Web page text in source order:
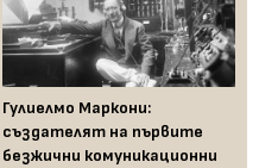
Гулиелмо Маркони:
създателят на първите
безжични комуникационни